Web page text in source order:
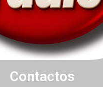
Contactos